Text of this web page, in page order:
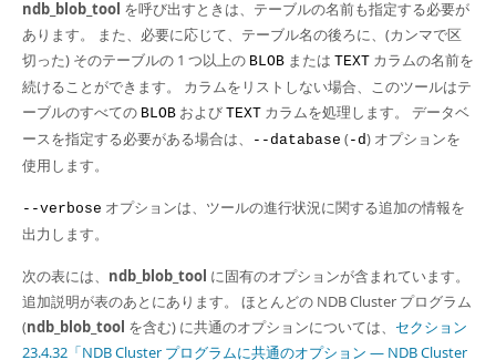
ndb_blob_tool を呼び出すときは、テーブルの名前も指定する必要が
あります。 また、必要に応じて、テーブル名の後ろに、(カンマで区
切った) そのテーブルの 1 つ以上の BLOB または TEXT カラムの名前を
続けることができます。 カラムをリストしない場合、このツールはテ
ーブルのすべての BLOB および TEXT カラムを処理します。 データベ
ースを指定する必要がある場合は、
--database (-d) オプションを
使用します。
--verbose オプションは、ツールの進行状況に関する追加の情報を
出力します。
次の表には、 ndb_blob_tool に固有のオプションが含まれています。
追加説明が表のあとにあります。 ほとんどの NDB Cluster プログラム
(ndb_blob_tool を含む) に共通のオプションについては、 セクション
23.4.32「NDB Cluster プログラムに共通のオプション — NDB Cluster